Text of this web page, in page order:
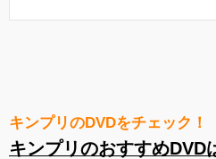
キンプリのDVDをチェック！
キンプリのおすすめDVD